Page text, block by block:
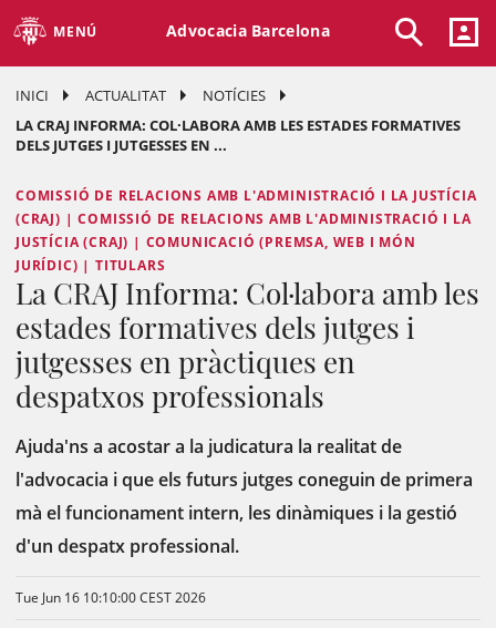
MENÚ Advocacia Barcelona
INICI ACTUALITAT
NOTÍCIES
LA CRAJ INFORMA: COL·LABORA AMB LES ESTADES FORMATIVES
DELS JUTGES I JUTGESSES EN ...
COMISSIÓ DE RELACIONS AMB L'ADMINISTRACIÓ I LA JUSTÍCIA
(CRAJ) | COMISSIÓ DE RELACIONS AMB L'ADMINISTRACIÓ I LA
JUSTÍCIA (CRAJ) | COMUNICACIÓ (PREMSA, WEB I MÓN
JURÍDIC) | TITULARS
La CRAJ Informa: Col·labora amb les
estades formatives dels jutges i
jutgesses en pràctiques en
despatxos professionals
Ajuda'ns a acostar a la judicatura la realitat de
l'advocacia i que els futurs jutges coneguin de primera
mà el funcionament intern, les dinàmiques i la gestió
d'un despatx professional.
Tue Jun 16 10:10:00 CEST 2026